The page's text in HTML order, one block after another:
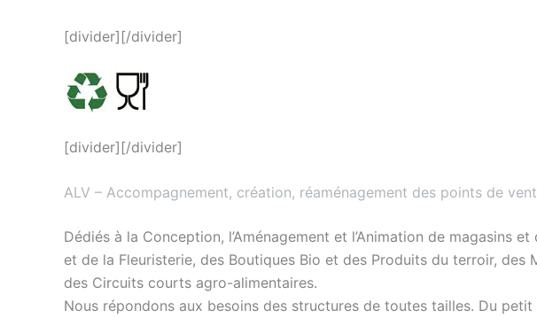
[divider][/divider]
[divider][/divider]
ALV – Accompagnement, création, réaménagement des points de
Dédiés à la Conception, l’Aménagement et l’Animation de magasins
et de la Fleuristerie, des Boutiques Bio et des Produits du terroir,
des Circuits courts agro-alimentaires.
Nous répondons aux besoins des structures de toutes tailles. Du